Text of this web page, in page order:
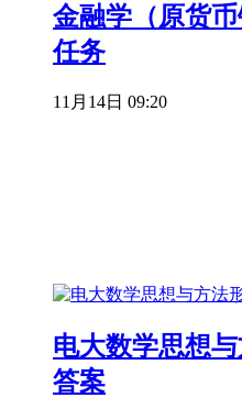
金融学（原货
任务
11月14日 09:20
电大数学思想
答案